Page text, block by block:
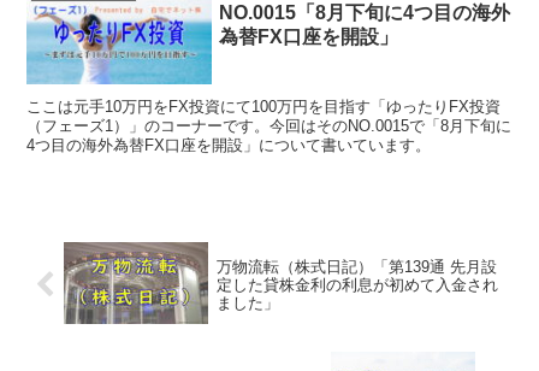
NO.0015「8月下旬に4つ目の海外
為替FX口座を開設」
ここは元手10万円をFX投資にて100万円を目指す「ゆったりFX投資
（フェーズ1）」のコーナーです。今回はそのNO.0015で「8月下旬に
4つ目の海外為替FX口座を開設」について書いています。
万物流転（株式日記）「第139通 先月設
定した貸株金利の利息が初めて入金され
ました」